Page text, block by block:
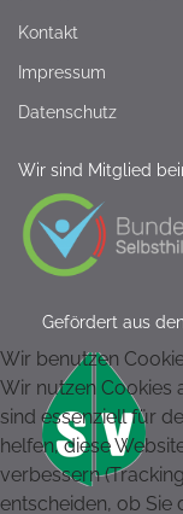
Kontakt
Impressum
Datenschutz
Wir sind Mitglied
Gefördert aus
Wir benutzen
Wir nutzen Cookies
sind essenziell für
helfen, diese
verbessern
entscheiden, ob Sie